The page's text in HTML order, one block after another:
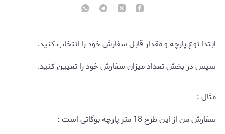
ابتدا نوع پارچه و مقدار قابل سفارش خود را انتخاب کنید.
سپس در بخش تعداد میزان سفارش خود را تعیین کنید.
مثال :
سفارش من از این طرح 18 متر پارچه بوگاتی است :